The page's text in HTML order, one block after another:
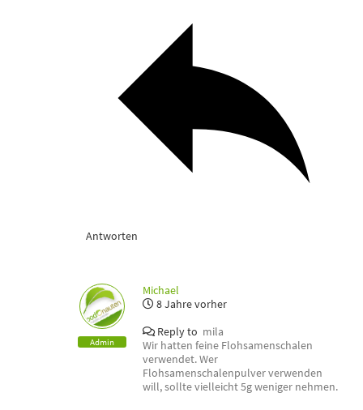
Antworten
Admin
Michael
8 Jahre vorher
Reply to mila
Wir hatten feine Flohsamenschalen
verwendet. Wer
Flohsamenschalenpulver verwenden
will, sollte vielleicht 5g weniger nehmen.